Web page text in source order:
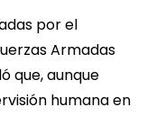
por el
Armadas
que, aunque
humana en